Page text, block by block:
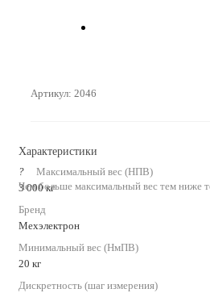
Артикул: 2046
Характеристики
?
Чем больше максимальный вес тем ниже
Максимальный вес (НПВ)
3 000 кг
Бренд
Мехэлектрон
Минимальный вес (НмПВ)
20 кг
Дискретность (шаг измерения)